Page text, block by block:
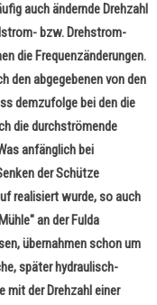
auch ändernde Drehzahl
bzw. Drehstrom-
die Frequenzänderungen.
den abgegebenen von den
demzufolge bei den die
die durchströmende
anfänglich bei
der Schütze
realisiert wurde, so auch
an der Fulda
übernahmen schon um
später hydraulisch-
mit der Drehzahl einer